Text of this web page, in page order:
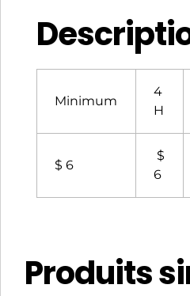
Minimum
4
H
$ 6
$
6
Produits